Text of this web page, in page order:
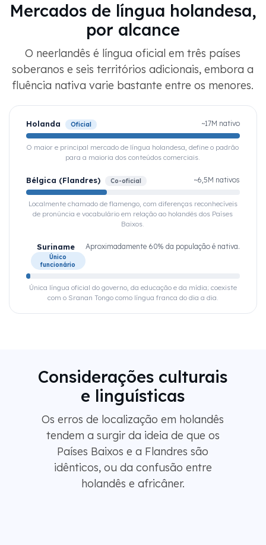
Mercados de língua holandesa,
por alcance
O neerlandês é língua oficial em três países
soberanos e seis territórios adicionais, embora a
fluência nativa varie bastante entre os menores.
Holanda Oficial ~17M nativo
O maior e principal mercado de língua holandesa, define o padrão
para a maioria dos conteúdos comerciais.
Bélgica (Flandres) Co-oficial ~6,5M nativos
Localmente chamado de flamengo, com diferenças reconhecíveis
de pronúncia e vocabulário em relação ao holandês dos Países
Baixos.
Suriname
Único
funcionário
Aproximadamente 60% da população é nativa.
Única língua oficial do governo, da educação e da mídia; coexiste
com o Sranan Tongo como língua franca do dia a dia.
Considerações culturais
e linguísticas
Os erros de localização em holandês
tendem a surgir da ideia de que os
Países Baixos e a Flandres são
idênticos, ou da confusão entre
holandês e africâner.